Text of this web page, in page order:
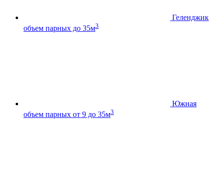
Геленджик
объем парных до 35м3
Южная
объем парных от 9 до 35м3